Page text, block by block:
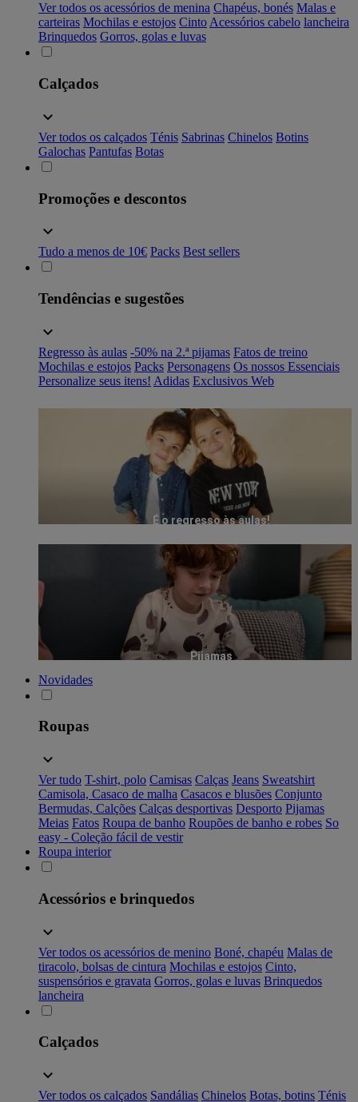
Ver todos os acessórios de menina Chapéus, bonés Malas e
carteiras Mochilas e estojos Cinto Acessórios cabelo lancheira
Brinquedos Gorros, golas e luvas
Calçados
Ver todos os calçados Ténis Sabrinas Chinelos Botins
Galochas Pantufas Botas
Promoções e descontos
Tudo a menos de 10€ Packs Best sellers
Tendências e sugestões
Regresso às aulas -50% na 2.ª pijamas Fatos de treino
Mochilas e estojos Packs Personagens Os nossos Essenciais
Personalize seus itens! Adidas Exclusivos Web
É o regresso às aulas!
Pijamas
Novidades
Roupas
Ver tudo T-shirt, polo Camisas Calças Jeans Sweatshirt
Camisola, Casaco de malha Casacos e blusões Conjunto
Bermudas, Calções Calças desportivas Desporto Pijamas
Meias Fatos Roupa de banho Roupões de banho e robes So
easy - Coleção fácil de vestir
Roupa interior
Acessórios e brinquedos
Ver todos os acessórios de menino Boné, chapéu Malas de
tiracolo, bolsas de cintura Mochilas e estojos Cinto,
suspensórios e gravata Gorros, golas e luvas Brinquedos
lancheira
Calçados
Ver todos os calçados Sandálias Chinelos Botas, botins Ténis